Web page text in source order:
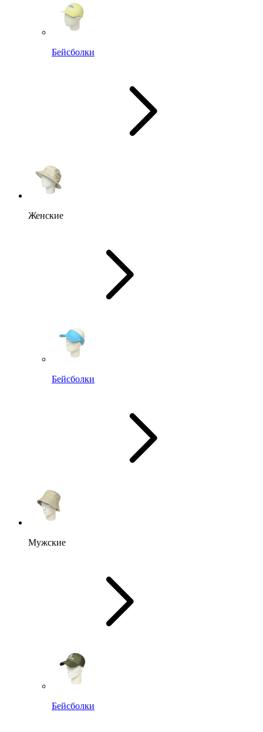
Бейсболки
Женские
Бейсболки
Мужские
Бейсболки